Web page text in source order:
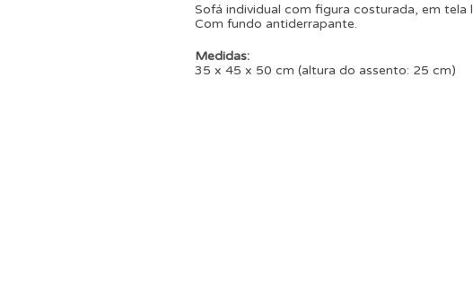
Sofá individual com figura costurada, em tela
Com fundo antiderrapante.
Medidas:
35 x 45 x 50 cm (altura do assento: 25 cm)